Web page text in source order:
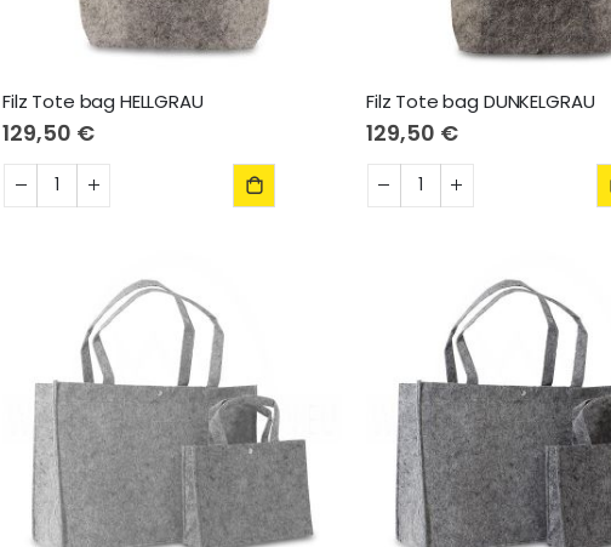
Filz Tote bag HELLGRAU
129,50 €
Filz Tote bag DUNKELGRAU
129,50 €